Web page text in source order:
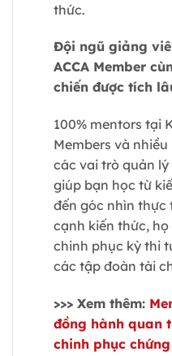
thức.
Đội ngũ giảng
ACCA Member
chiến được tích
100% mentors tại
Members và
các vai trò quản
giúp bạn học từ
đến góc nhìn thực
cạnh kiến thức,
chinh phục kỳ thi
các tập đoàn tài
>>> Xem thêm:
đồng hành quan
chinh phục chứng